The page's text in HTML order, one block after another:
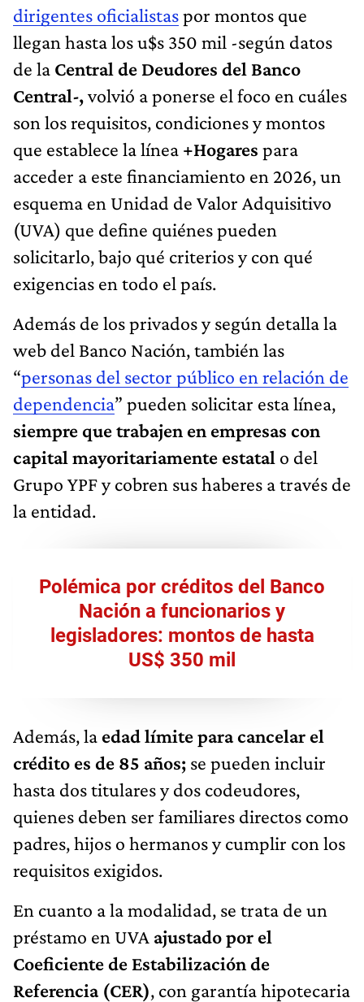
dirigentes oficialistaspor montos que
llegan hasta los u$s 350 mil -según datos
de la Central de Deudores del Banco
Central-,volvió a ponerse el foco en cuáles
son los requisitos, condiciones y montos
que establece la línea +Hogares para
acceder a este financiamiento en 2026, un
esquema en Unidad de Valor Adquisitivo
(UVA) que define quiénes pueden
solicitarlo, bajo qué criterios y con qué
exigencias en todo el país.
Además de los privados y según detalla la
web del Banco Nación, también las
“personas del sector público en relación de
dependencia” pueden solicitar esta línea,
siempre que trabajen en empresas con
capital mayoritariamente estatal o del
Grupo YPF y cobren sus haberes a través de
la entidad.
Polémica por créditos del Banco
Nación a funcionarios y
legisladores: montos de hasta
US$ 350 mil
Además, la edad límite para cancelar el
crédito es de 85 años; se pueden incluir
hasta dos titulares y dos codeudores,
quienes deben ser familiares directos como
padres, hijos o hermanos y cumplir con los
requisitos exigidos.
En cuanto a la modalidad, se trata de un
préstamo en UVA ajustado por el
Coeficiente de Estabilización de
Referencia (CER), con garantía hipotecaria